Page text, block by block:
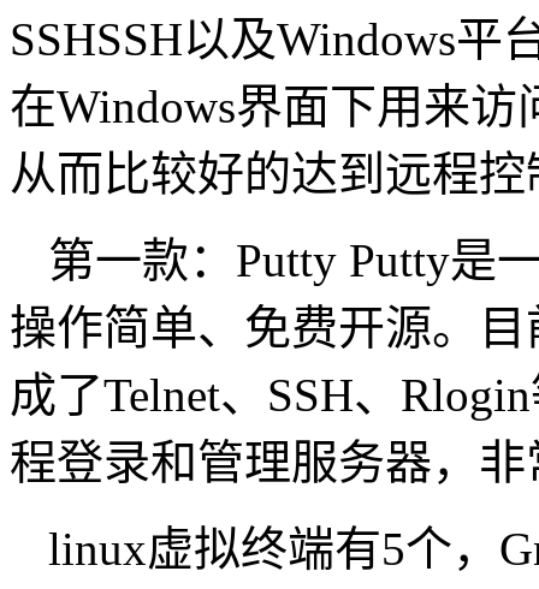
SSHSSH以及Windows
在Windows界面下用来
从而比较好的达到远程
第一款：Putty Putty是
操作简单、免费开源。
成了Telnet、SSH、
程登录和管理服务器，
linux虚拟终端有5个，